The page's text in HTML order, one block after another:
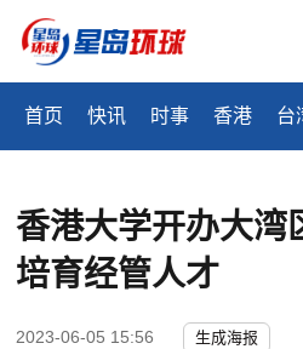
首页 快讯 时事 香港 台
香港大学开办大湾
培育经管人才
2023-06-05 15:56 生成海报